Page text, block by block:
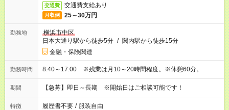
交通費 交通費支給あり
月収例 25～30万円
勤務地
横浜市中区
日本大通り駅から徒歩5分 / 関内駅から徒歩15分
金融・保険関連
勤務時間 8:40～17:00 ※残業は月10～20時間程度。※休憩60分。
期間 【急募】即日～長期 ※開始日はご相談可能です！
特徴 履歴書不要 / 服装自由